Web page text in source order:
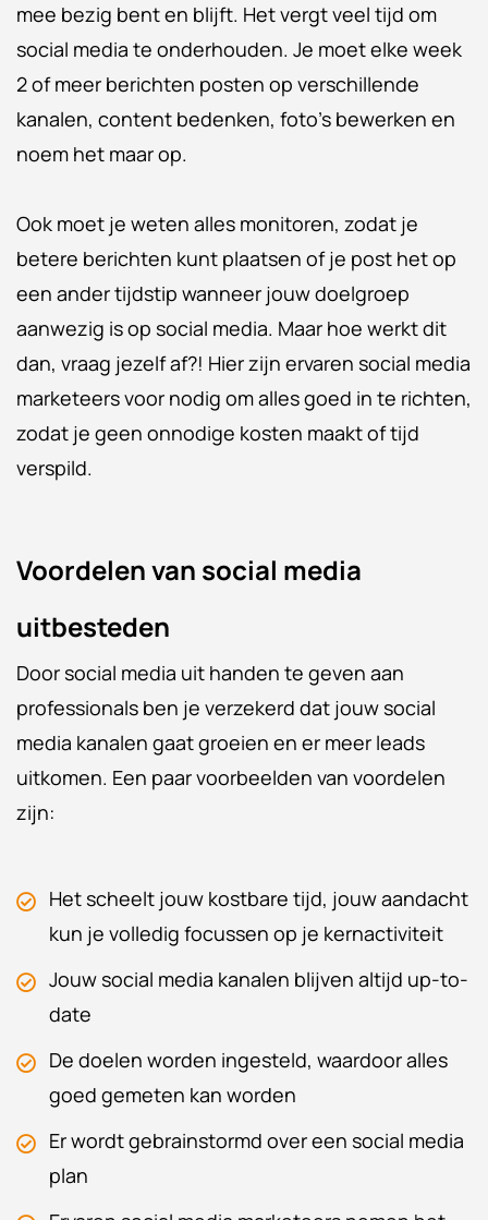
mee bezig bent en blijft. Het vergt veel tijd om
social media te onderhouden. Je moet elke week
2 of meer berichten posten op verschillende
kanalen, content bedenken, foto’s bewerken en
noem het maar op.
Ook moet je weten alles monitoren, zodat je
betere berichten kunt plaatsen of je post het op
een ander tijdstip wanneer jouw doelgroep
aanwezig is op social media. Maar hoe werkt dit
dan, vraag jezelf af?! Hier zijn ervaren social media
marketeers voor nodig om alles goed in te richten,
zodat je geen onnodige kosten maakt of tijd
verspild.
Voordelen van social media
uitbesteden
Door social media uit handen te geven aan
professionals ben je verzekerd dat jouw social
media kanalen gaat groeien en er meer leads
uitkomen. Een paar voorbeelden van voordelen
zijn:
Het scheelt jouw kostbare tijd, jouw aandacht
kun je volledig focussen op je kernactiviteit
Jouw social media kanalen blijven altijd up-to-
date
De doelen worden ingesteld, waardoor alles
goed gemeten kan worden
Er wordt gebrainstormd over een social media
plan